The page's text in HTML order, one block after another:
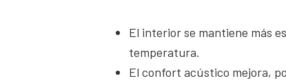
El interior se mantiene más
temperatura.
El confort acústico mejora,